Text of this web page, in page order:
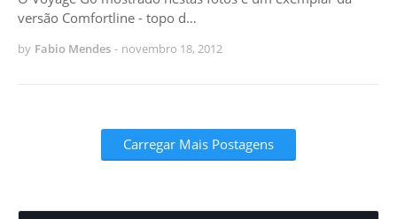
versão Comfortline - topo d…
by Fabio Mendes - novembro 18, 2012
Carregar Mais Postagens